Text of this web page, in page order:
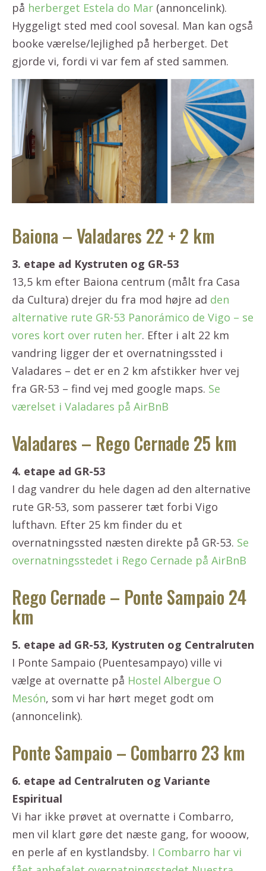
på herberget Estela do Mar (annoncelink).
Hyggeligt sted med cool sovesal. Man kan også
booke værelse/lejlighed på herberget. Det
gjorde vi, fordi vi var fem af sted sammen.
Baiona – Valadares 22 + 2 km
3. etape ad Kystruten og GR-53
13,5 km efter Baiona centrum (målt fra Casa
da Cultura) drejer du fra mod højre ad den
alternative rute GR-53 Panorámico de Vigo – se
vores kort over ruten her. Efter i alt 22 km
vandring ligger der et overnatningssted i
Valadares – det er en 2 km afstikker hver vej
fra GR-53 – find vej med google maps. Se
værelset i Valadares på AirBnB
Valadares – Rego Cernade 25 km
4. etape ad GR-53
I dag vandrer du hele dagen ad den alternative
rute GR-53, som passerer tæt forbi Vigo
lufthavn. Efter 25 km finder du et
overnatningssted næsten direkte på GR-53. Se
overnatningsstedet i Rego Cernade på AirBnB
Rego Cernade – Ponte Sampaio 24
km
5. etape ad GR-53, Kystruten og Centralruten
I Ponte Sampaio (Puentesampayo) ville vi
vælge at overnatte på Hostel Albergue O
Mesón, som vi har hørt meget godt om
(annoncelink).
Ponte Sampaio – Combarro 23 km
6. etape ad Centralruten og Variante
Espiritual
Vi har ikke prøvet at overnatte i Combarro,
men vil klart gøre det næste gang, for wooow,
en perle af en kystlandsby. I Combarro har vi